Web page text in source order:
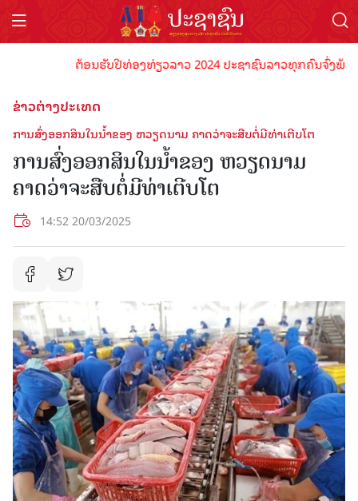
ຕ້ອນຮັບປີທ່ອງທ່ຽວລາວ 2024 ປະຊາຊົນລາວທຸກຄົນຈົ່ງພ້ອ
ຂ່າວຕ່າງປະເທດ
ການ​ສົ່ງ​ອອກ​ສິນ​ໃນ​ນ້ຳ​ຂອງ ຫວຽດ​ນາມ ຄາດ​ວ່າ​ຈະ​ສືບ​ຕໍ່​ມີ​ທ່າ​ເຕີບ​ໂຕ
ການ​ສົ່ງ​ອອກ​ສິນ​ໃນ​ນ້ຳ​ຂອງ ຫວຽດ​ນາມ
ຄາດ​ວ່າ​ຈະ​ສືບ​ຕໍ່​ມີ​ທ່າ​ເຕີບ​ໂຕ
14:52 20/03/2025